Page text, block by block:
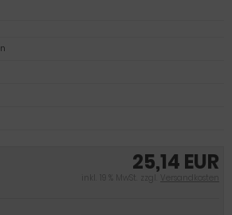
25,14 EUR
inkl. 19 % MwSt. zzgl. Versandkosten